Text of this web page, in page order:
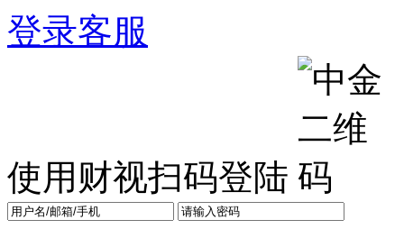
登录客服
使用财视扫码登陆